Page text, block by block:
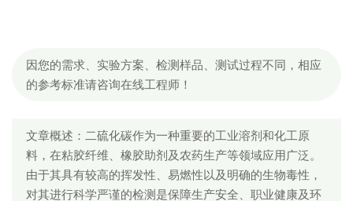
因您的需求、实验方案、检测样品、测试过程不同，相应
的参考标准请咨询在线工程师！
文章概述：二硫化碳作为一种重要的工业溶剂和化工原
料，在粘胶纤维、橡胶助剂及农药生产等领域应用广泛。
由于其具有较高的挥发性、易燃性以及明确的生物毒性，
对其进行科学严谨的检测是保障生产安全、职业健康及环